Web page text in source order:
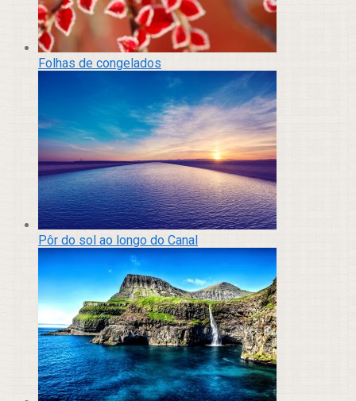
Folhas de congelados
Pôr do sol ao longo do Canal